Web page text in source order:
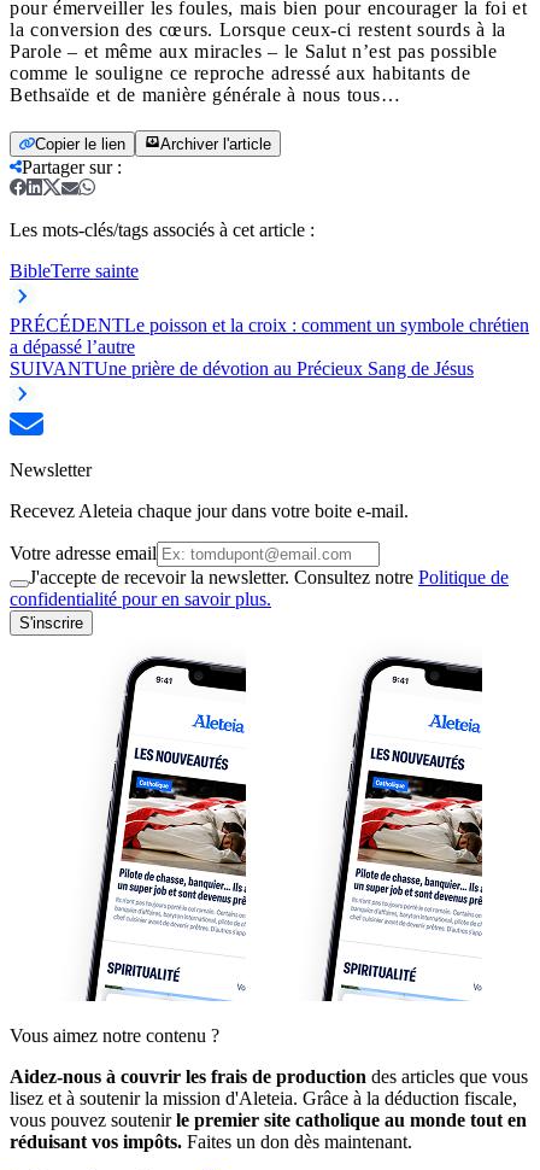
pour émerveiller les foules, mais bien pour encourager la foi et
la conversion des cœurs. Lorsque ceux-ci restent sourds à la
Parole – et même aux miracles – le Salut n’est pas possible
comme le souligne ce reproche adressé aux habitants de
Bethsaïde et de manière générale à nous tous…
Copier le lien Archiver l'article
Partager sur:
Les mots-clés/tags associés à cet article :
BibleTerre sainte
PRÉCÉDENTLe poisson et la croix : comment un symbole chrétien
a dépassé l’autre
SUIVANTUne prière de dévotion au Précieux Sang de Jésus
Newsletter
Recevez Aleteia chaque jour dans votre boite e-mail.
Votre adresse email
J'accepte de recevoir la newsletter. Consultez notre Politique de
confidentialité pour en savoir plus.
S'inscrire
Vous aimez notre contenu ?
Aidez-nous à couvrir les frais de production des articles que vous
lisez et à soutenir la mission d'Aleteia. Grâce à la déduction fiscale,
vous pouvez soutenirle premier site catholique au monde tout en
réduisant vos impôts. Faites un don dès maintenant.